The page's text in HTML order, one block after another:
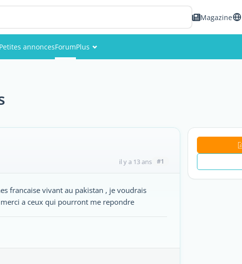
Magazine
Petites annoncesForumPlus
il y a 13 ans #1
francaise vivant au pakistan , je voudrais
a ceux qui pourront me repondre